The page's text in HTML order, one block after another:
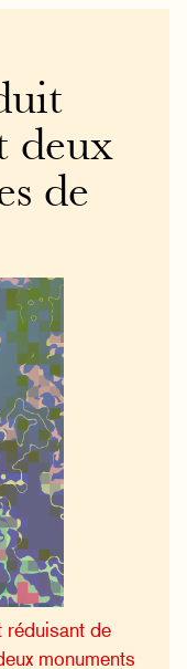
deux
de
réduisant de
monuments